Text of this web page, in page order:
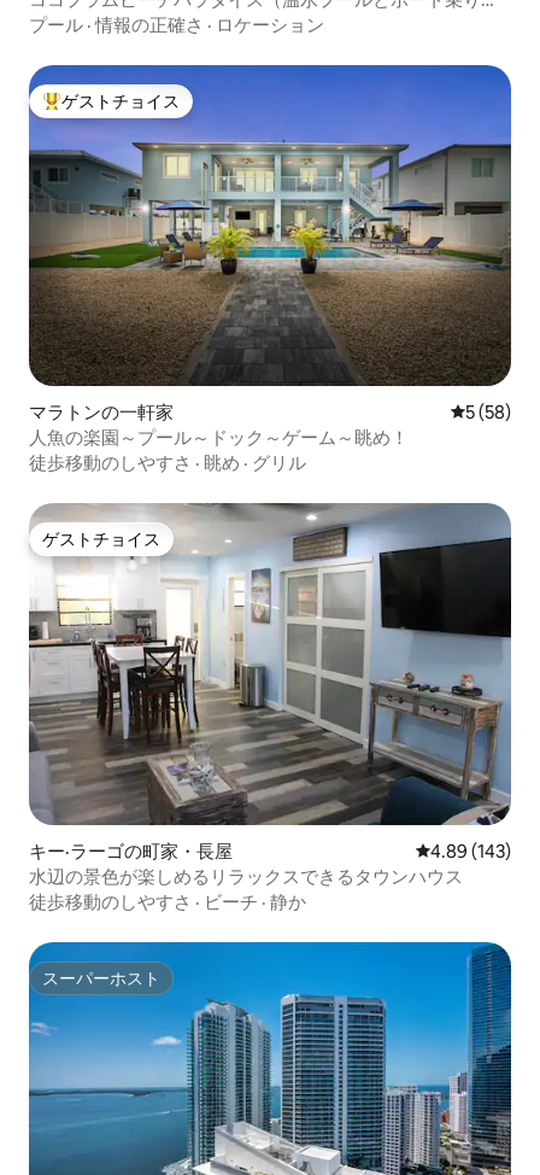
付き）
プール ·情報の正確さ · ロケーション
大好評のゲストチョイスです。
ゲストチョイス
マラトンの一軒家 レビュー
5 (58)
人魚の楽園～プール～ドック～ゲーム～眺め！
徒歩移動のしやすさ · 眺め · グリル
ゲストチョイス
ゲストチョイス
キー·ラーゴの町家・長屋 レビュー143
4.89 (143)
水辺の景色が楽しめるリラックスできるタウンハウス
徒歩移動のしやすさ · ビーチ · 静か
スーパーホスト
スーパーホスト